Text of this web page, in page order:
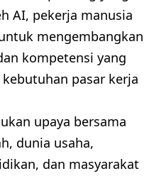
AI, pekerja manusia
mengembangkan
kompetensi yang
pasar kerja
upaya bersama
dunia usaha,
dan masyarakat